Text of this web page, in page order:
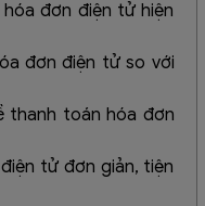
đơn điện tử hiện
đơn điện tử so với
thanh toán hóa đơn
tử đơn giản, tiện